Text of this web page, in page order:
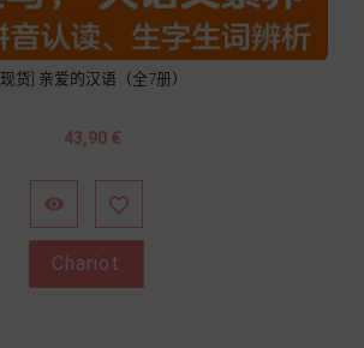
[现货] 亲爱的汉语（全7册）
Prix
43,90 €
 
Chariot